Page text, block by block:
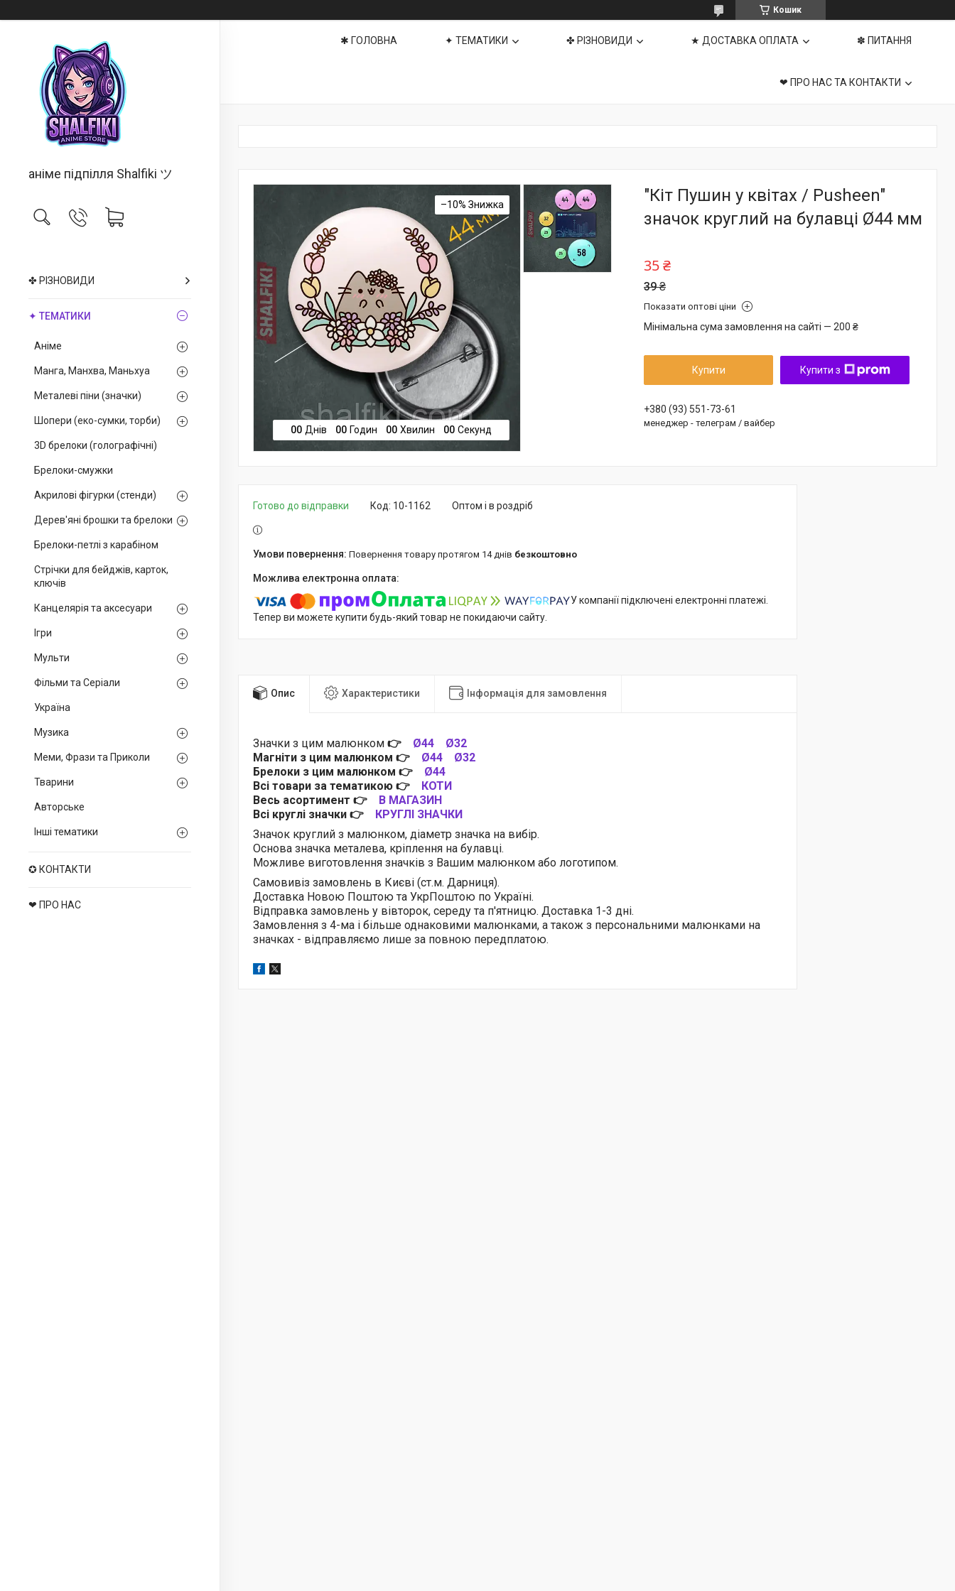
Кошик
аніме підпілля Shalfiki ツ
✤ РІЗНОВИДИ
✦ ТЕМАТИКИ
Аніме
Манга, Манхва, Маньхуа
Металеві піни (значки)
Шопери (еко-сумки, торби)
3D брелоки (голографічні)
Брелоки-смужки
Акрилові фігурки (стенди)
Дерев'яні брошки та брелоки
Брелоки-петлі з карабіном
Стрічки для бейджів, карток,
ключів
Канцелярія та аксесуари
Ігри
Мульти
Фільми та Серіали
Україна
Музика
Меми, Фрази та Приколи
Тварини
Авторське
Інші тематики
✪ КОНТАКТИ
❤ ПРО НАС
✱ ГОЛОВНА ✦ ТЕМАТИКИ ✤ РІЗНОВИДИ ★ ДОСТАВКА ОПЛАТА ✽ ПИТАННЯ
❤ ПРО НАС ТА КОНТАКТИ
–10%
00 Днів 00 Годин 00 Хвилин 00 Секунд
"Кіт Пушин у квітах / Pusheen"
значок круглий на булавці Ø44 мм
39 ₴
35 ₴
Показати оптові ціни
Мінімальна сума замовлення на сайті — 200 ₴
Купити Купити з
+380 (93) 551-73-61
менеджер - телеграм / вайбер
Готово до відправки Оптом і в роздріб
Код: 10-1162
повернення товару протягом 14 днів безкоштовно
У компанії підключені електронні платежі.
Тепер ви можете купити будь-який товар не покидаючи сайту.
Опис Характеристики Інформація для замовлення
Значки з цим малюнком 👉 Ø44
Ø32
Магніти з цим малюнком 👉 Ø44
Ø32
Брелоки з цим малюнком 👉 Ø44
Всі товари за тематикою 👉
КОТИ
Весь асортимент 👉
В МАГАЗИН
Всі круглі значки 👉
КРУГЛІ ЗНАЧКИ
Значок круглий з малюнком, діаметр значка на вибір.
Основа значка металева, кріплення на булавці.
Можливе виготовлення значків з Вашим малюнком або логотипом.
Самовивіз замовлень в Києві (ст.м. Дарниця).
Доставка Новою Поштою та УкрПоштою по Україні.
Відправка замовлень у вівторок, середу та п'ятницю. Доставка 1-3 дні.
Замовлення з 4-ма і більше однаковими малюнками, а також з персональними малюнками на
значках - відправляємо лише за повною передплатою.